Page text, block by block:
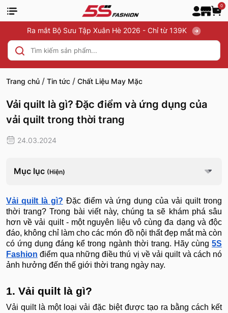
0
Ra mắt Bộ Sưu Tập Xuân Hè 2026 - Chỉ từ 139K
Trang chủ / Tin tức / Chất Liệu May Mặc
Vải quilt là gì? Đặc điểm và ứng dụng của
vải quilt trong thời trang
24.03.2024
Mục lục (Hiện)
Vải quilt là gì? Đặc điểm và ứng dụng của vải quilt trong
thời trang? Trong bài viết này, chúng ta sẽ khám phá sâu
hơn về vải quilt - một nguyên liệu vô cùng đa dạng và độc
đáo, không chỉ làm cho các món đồ nội thất đẹp mắt mà còn
có ứng dụng đáng kể trong ngành thời trang. Hãy cùng 5S
Fashion điểm qua những điều thú vị về vải quilt và cách nó
ảnh hưởng đến thế giới thời trang ngày nay.
1. Vải quilt là gì?
Vải quilt là một loại vải đặc biệt được tạo ra bằng cách kết